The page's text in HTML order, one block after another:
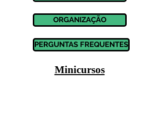
ORGANIZAÇÃO
PERGUNTAS FREQUENTES
Minicursos